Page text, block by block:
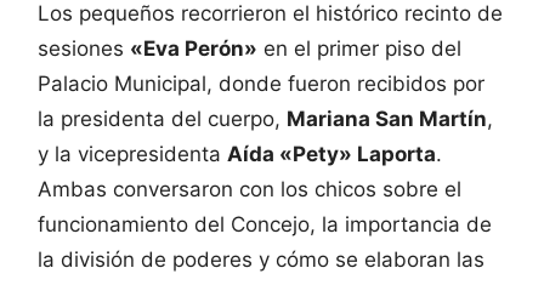
Los pequeños recorrieron el histórico recinto de
sesiones «Eva Perón» en el primer piso del
Palacio Municipal, donde fueron recibidos por
la presidenta del cuerpo, Mariana San Martín,
y la vicepresidenta Aída «Pety» Laporta.
Ambas conversaron con los chicos sobre el
funcionamiento del Concejo, la importancia de
la división de poderes y cómo se elaboran las